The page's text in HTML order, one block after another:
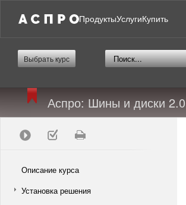
ПродуктыУслугиКупить
Выбрать курс
Аспро: Шины и диски 2.0
Описание курса
Установка решения